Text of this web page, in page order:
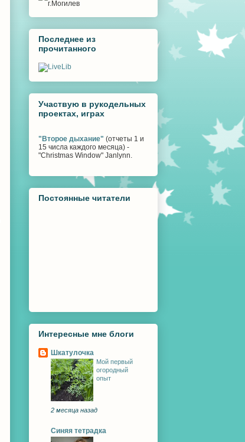
Последнее из
прочитанного
Участвую в рукодельных
проектах, играх
"Второе дыхание" (отчеты 1 и
15 числа каждого месяца) -
"Christmas Window" Janlynn.
Постоянные читатели
Интересные мне блоги
Шкатулочка
Мой первый
огородный
опыт
2 месяца назад
Синяя тетрадка